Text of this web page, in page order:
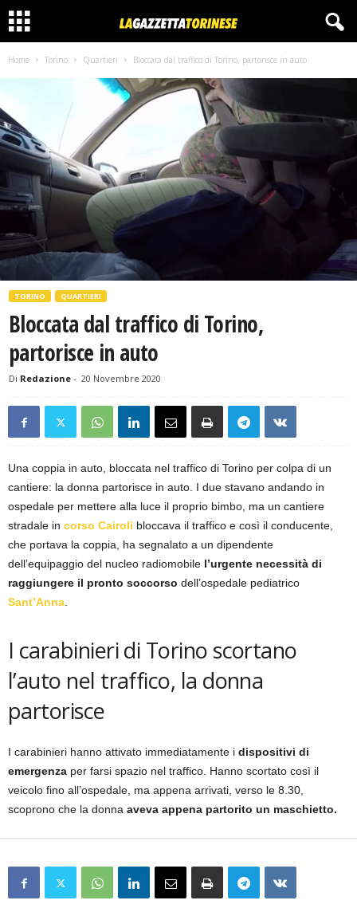
Home Torino Quartieri Bloccata dal traffico di Torino, partorisce in auto
TORINO QUARTIERI
Bloccata dal traffico di Torino,
partorisce in auto
Di Redazione - 20 Novembre 2020
Una coppia in auto, bloccata nel traffico di Torino per colpa di un
cantiere: la donna partorisce in auto. I due stavano andando in
ospedale per mettere alla luce il proprio bimbo, ma un cantiere
stradale in corso Cairoli bloccava il traffico e così il conducente,
che portava la coppia, ha segnalato a un dipendente
dell’equipaggio del nucleo radiomobile l’urgente necessità di
raggiungere il pronto soccorso dell’ospedale pediatrico
Sant’Anna.
I carabinieri di Torino scortano
l’auto nel traffico, la donna
partorisce
I carabinieri hanno attivato immediatamente i dispositivi di
emergenza per farsi spazio nel traffico. Hanno scortato così il
veicolo fino all’ospedale, ma appena arrivati, verso le 8.30,
scoprono che la donna aveva appena partorito un maschietto.